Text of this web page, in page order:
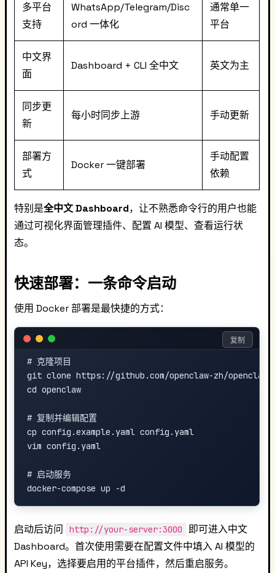
多平台
支持
WhatsApp/Telegram/Disc
ord 一体化
通常单一
平台
中文界
面
Dashboard + CLI 全中文 英文为主
同步更
新
每小时同步上游 手动更新
部署方
式
Docker 一键部署
手动配置
依赖
特别是全中文 Dashboard，让不熟悉命令行的用户也能
通过可视化界面管理插件、配置 AI 模型、查看运行状
态。
快速部署：一条命令启动
使用 Docker 部署是最快捷的方式：
# 克隆项目
git clone https://github.com/openclaw-zh/
cd openclaw
# 复制并编辑配置
cp config.example.yaml config.yaml
vim config.yaml
# 启动服务
复制
启动后访问 http://your-server:3000
即可进入中文
Dashboard。首次使用需要在配置文件中填入 AI 模型的
API Key，选择要启用的平台插件，然后重启服务。